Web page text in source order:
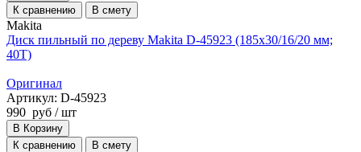
К сравнению
В смету
Makita
Диск пильный по дереву Makita D-45923 (185x30/16/20 мм;
40T)
Оригинал
Артикул: D-45923
990 руб / шт
В Корзину
К сравнению
В смету